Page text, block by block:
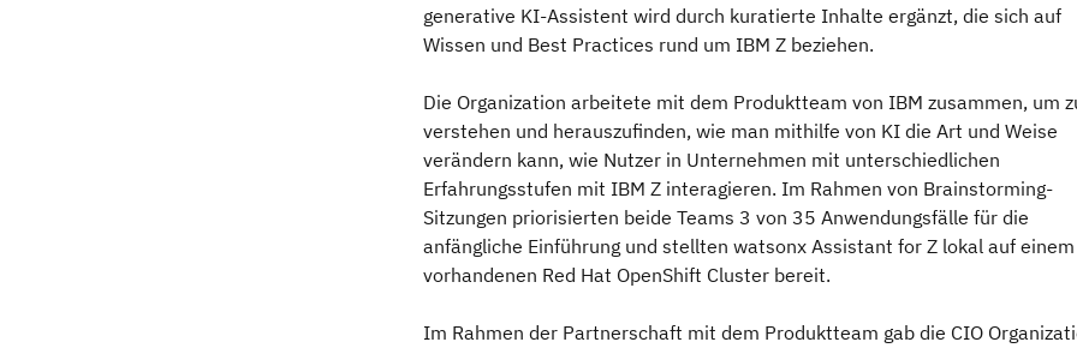
generative KI-Assistent wird durch kuratierte Inhalte ergänzt, die sich auf
Wissen und Best Practices rund um IBM Z beziehen.
Die Organization arbeitete mit dem Produktteam von IBM zusammen, um
verstehen und herauszufinden, wie man mithilfe von KI die Art und Weise
verändern kann, wie Nutzer in Unternehmen mit unterschiedlichen
Erfahrungsstufen mit IBM Z interagieren. Im Rahmen von Brainstorming-
Sitzungen priorisierten beide Teams 3 von 35 Anwendungsfälle für die
anfängliche Einführung und stellten watsonx Assistant for Z lokal auf einem
vorhandenen Red Hat OpenShift Cluster bereit.
Im Rahmen der Partnerschaft mit dem Produktteam gab die CIO